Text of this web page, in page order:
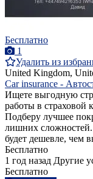
Бесплатно
1
Удалить из
United Kingdom,
Car insurance -
Ищете выгодную
работы в страховой
Подберу лучшее
лишних сложностей.
будет дешевле, чем
Бесплатно
1 год назад Другие
Бесплатно